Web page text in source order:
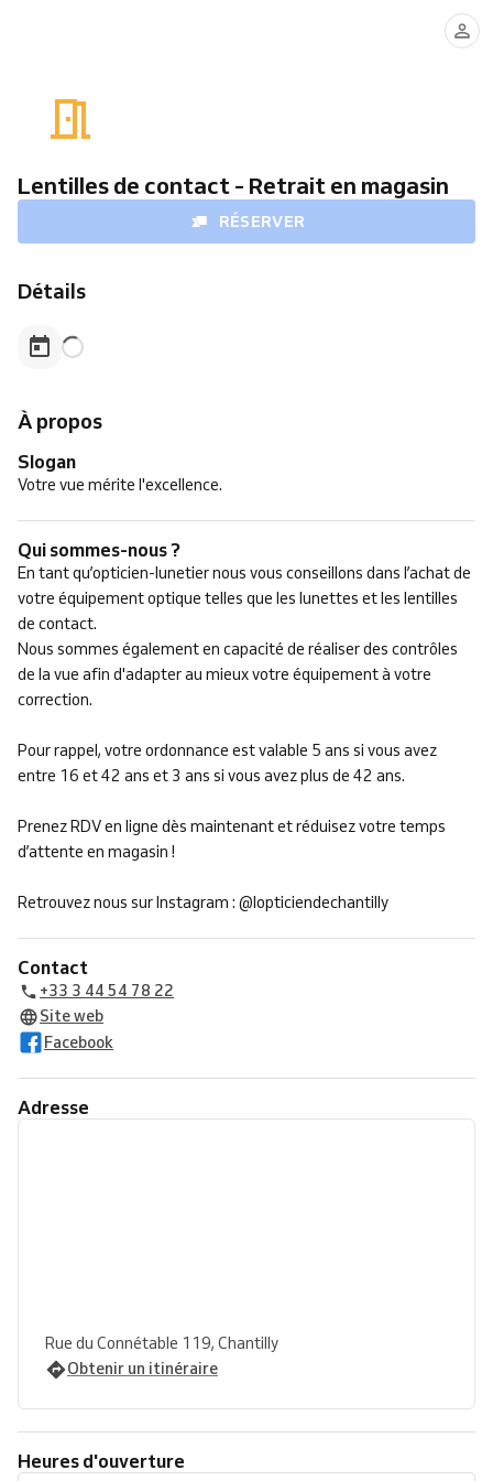
Lentilles de contact - Retrait en magasin
RÉSERVER
Détails
À propos
Slogan
Votre vue mérite l'excellence.
Qui sommes-nous ?
En tant qu’opticien-lunetier nous vous conseillons dans l’achat de
votre équipement optique telles que les lunettes et les lentilles
de contact.
Nous sommes également en capacité de réaliser des contrôles
de la vue afin d'adapter au mieux votre équipement à votre
correction.
Pour rappel, votre ordonnance est valable 5 ans si vous avez
entre 16 et 42 ans et 3 ans si vous avez plus de 42 ans.
Prenez RDV en ligne dès maintenant et réduisez votre temps
d’attente en magasin !
Retrouvez nous sur Instagram : @lopticiendechantilly
Contact
+33 3 44 54 78 22
Site web
Facebook
Adresse
Rue du Connétable 119, Chantilly
Obtenir un itinéraire
Heures d'ouverture